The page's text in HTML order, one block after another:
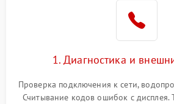
1. Диагностика и
Проверка подключения к сети,
Считывание кодов ошибок с дисплея.